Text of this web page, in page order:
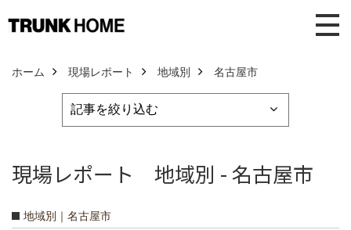
ホーム 現場レポート 地域別 名古屋市
現場レポート 地域別 - 名古屋市
地域別｜名古屋市